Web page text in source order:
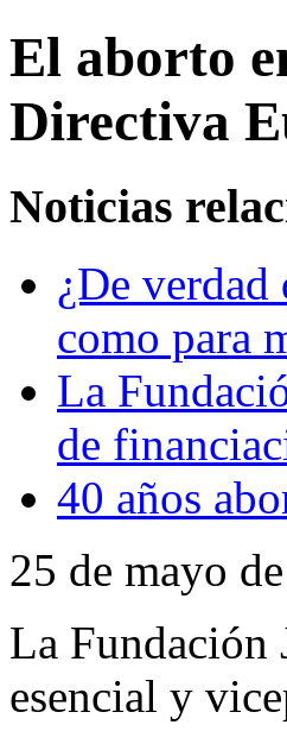
El aborto
Directiva
Noticias
¿De verdad
como para
La
de
40 años
25 de mayo
La Fundación
esencial y